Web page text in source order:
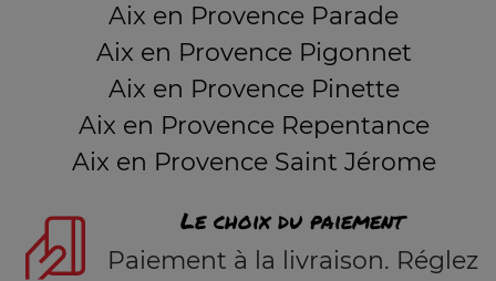
Aix en Provence Parade
Aix en Provence Pigonnet
Aix en Provence Pinette
Aix en Provence Repentance
Aix en Provence Saint Jérome
Le choix du paiement
Paiement à la livraison. Réglez